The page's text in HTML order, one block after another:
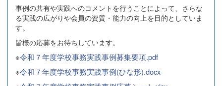
事例の共有や実践へのコメントを行うことによって、さらな
る実践の広がりや会員の資質・能力の向上を目的としていま
す。
皆様の応募をお待ちしています。
※令和７年度学校事務実践事例募集要項.pdf
※令和７年度学校事務実践事例(ひな形).docx